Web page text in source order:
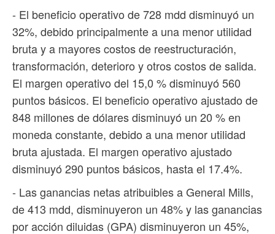
- El beneficio operativo de 728 mdd disminuyó un
32%, debido principalmente a una menor utilidad
bruta y a mayores costos de reestructuración,
transformación, deterioro y otros costos de salida.
El margen operativo del 15,0 % disminuyó 560
puntos básicos. El beneficio operativo ajustado de
848 millones de dólares disminuyó un 20 % en
moneda constante, debido a una menor utilidad
bruta ajustada. El margen operativo ajustado
disminuyó 290 puntos básicos, hasta el 17.4%.
- Las ganancias netas atribuibles a General Mills,
de 413 mdd, disminuyeron un 48% y las ganancias
por acción diluidas (GPA) disminuyeron un 45%,